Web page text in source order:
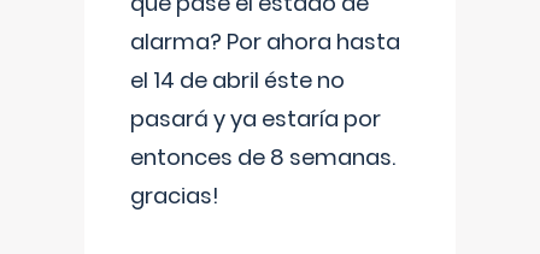
alarma? Por ahora hasta
el 14 de abril éste no
pasará y ya estaría por
entonces de 8 semanas.
gracias!